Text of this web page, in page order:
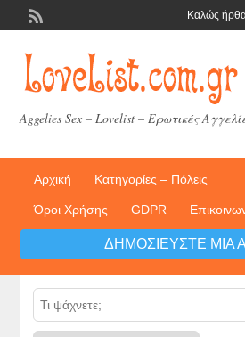
Καλώς
Aggelies Sex – Lovelist – Ερωτικές
Αρχική Κατηγορίες – Πόλεις
Όροι Χρήσης GDPR
ΔΗΜΟΣΙΕΎΣΤΕ ΜΙΑ